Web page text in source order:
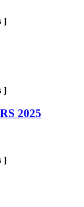
]
]
2025
]